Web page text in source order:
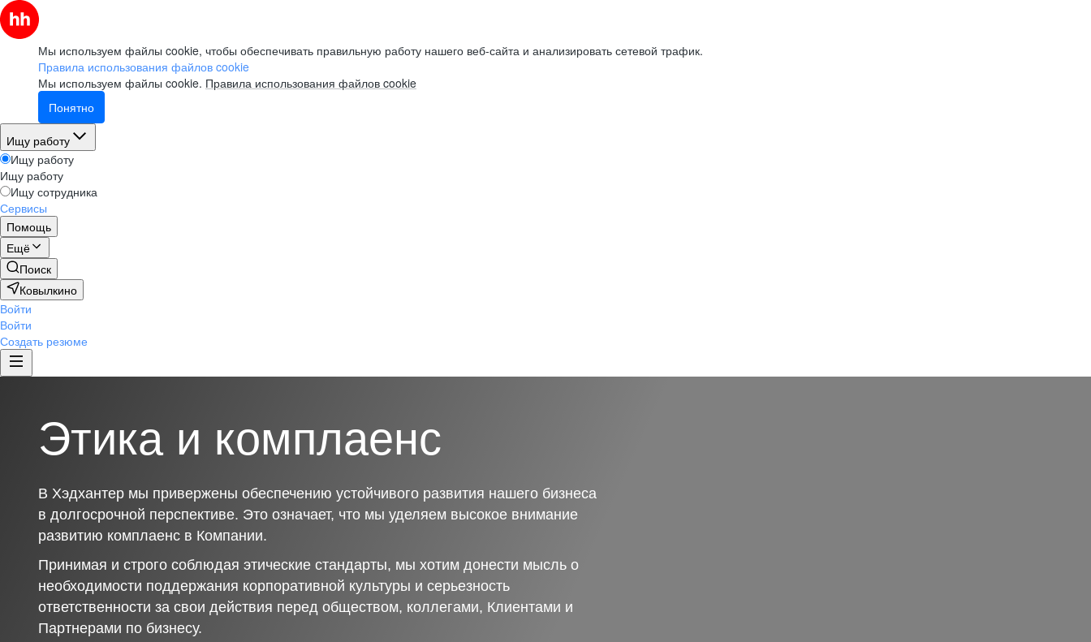
Мы используем файлы cookie, чтобы обеспечивать правильную работу нашего веб-сайта и анализировать сетевой трафик.
Правила использования файлов cookie
Мы используем файлы cookie. Правила использования файлов cookie
Понятно
Ищу работу
Ищу работу
Ищу работу
Ищу сотрудника
Сервисы
Помощь
Ещё
Поиск
Ковылкино
Войти
Войти
Создать резюме
Этика и комплаенс
В Хэдхантер мы привержены обеспечению устойчивого развития нашего бизнеса
в долгосрочной перспективе. Это означает, что мы уделяем высокое внимание
развитию комплаенс в Компании.
Принимая и строго соблюдая этические стандарты, мы хотим донести мысль о
необходимости поддержания корпоративной культуры и серьезность
ответственности за свои действия перед обществом, коллегами, Клиентами и
Партнерами по бизнесу.